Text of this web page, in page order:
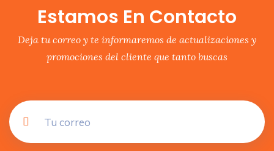
Estamos En Contacto
Deja tu correo y te informaremos de actualizaciones y
promociones del cliente que tanto buscas